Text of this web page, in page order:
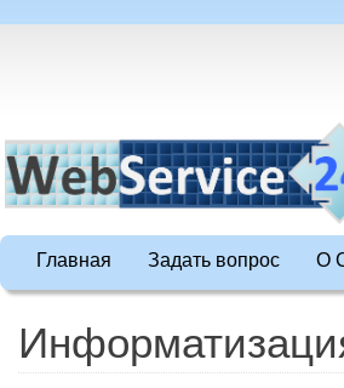
Главная Задать вопрос О